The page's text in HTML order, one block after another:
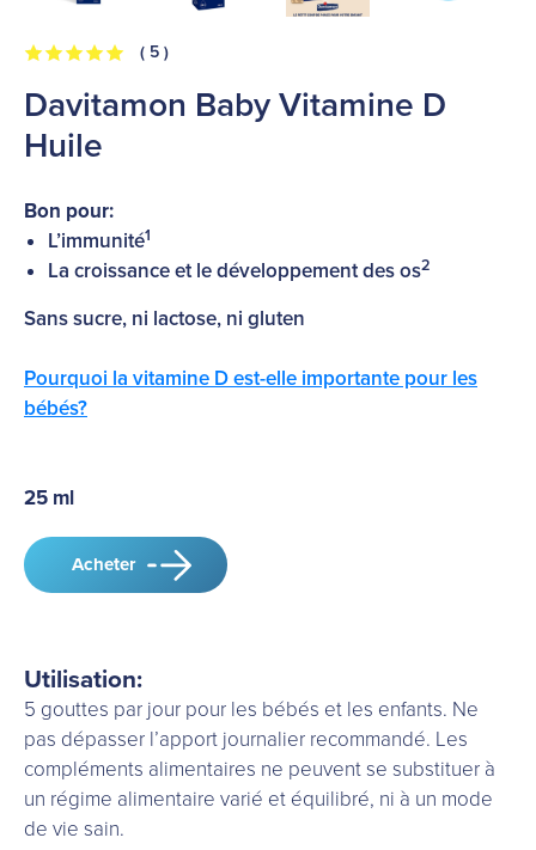
( 5 )
Davitamon Baby Vitamine D
Huile
Bon pour:
L’immunité1
La croissance et le développement des os2
Sans sucre, ni lactose, ni gluten
Pourquoi la vitamine D est-elle importante pour les
bébés?
25 ml
Acheter
Utilisation:
5 gouttes par jour pour les bébés et les enfants. Ne
pas dépasser l’apport journalier recommandé. Les
compléments alimentaires ne peuvent se substituer à
un régime alimentaire varié et équilibré, ni à un mode
de vie sain.